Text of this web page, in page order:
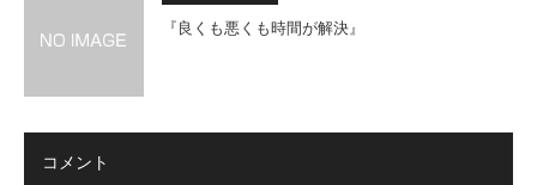
『良くも悪くも時間が解決』
コメント